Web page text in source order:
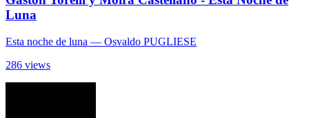
Luna
Esta noche de luna — Osvaldo PUGLIESE
286 views